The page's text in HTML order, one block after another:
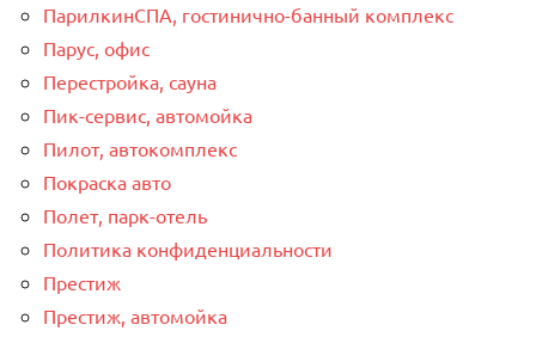
ПарилкинСПА, гостинично-банный комплекс
Парус, офис
Перестройка, сауна
Пик-сервис, автомойка
Пилот, автокомплекс
Покраска авто
Полет, парк-отель
Политика конфиденциальности
Престиж
Престиж, автомойка